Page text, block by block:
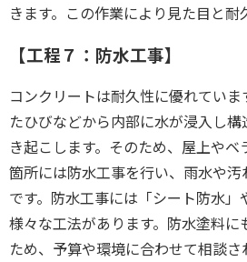
きます。この作業により見た目と耐
【工程７：防水工事】
コンクリートは耐久性に優れてい
たひびなどから内部に水が浸入し
き起こします。そのため、屋上や
箇所には防水工事を行い、 雨水や
です。 防水工事には「シート防水」
様々な工法があります。 防水塗料に
ため、予算や環境に合わせて相談さ